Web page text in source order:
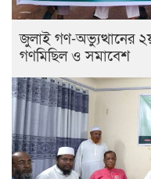
জুলাই গণ-অভ্যুত্থানের
গণমিছিল ও সমাবেশ